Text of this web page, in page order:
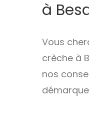
à
Vous
crèche à
nos